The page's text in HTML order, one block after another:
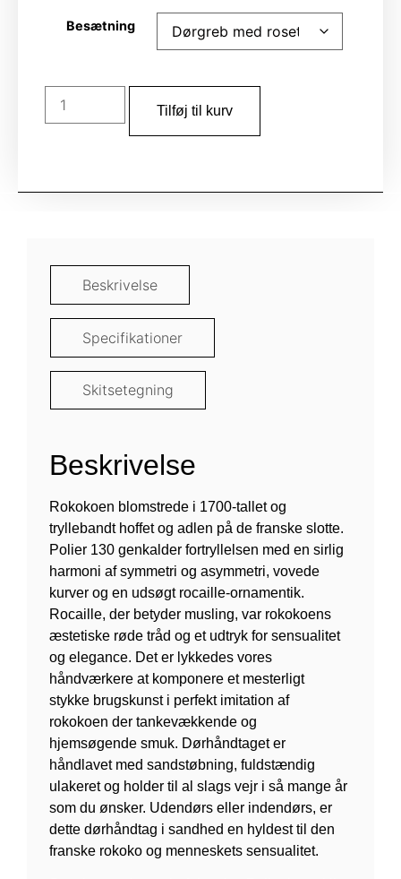
Besætning
Tilføj til kurv
Beskrivelse
Specifikationer
Skitsetegning
Beskrivelse
Rokokoen blomstrede i 1700-tallet og
tryllebandt hoffet og adlen på de franske slotte.
Polier 130 genkalder fortryllelsen med en sirlig
harmoni af symmetri og asymmetri, vovede
kurver og en udsøgt rocaille-ornamentik.
Rocaille, der betyder musling, var rokokoens
æstetiske røde tråd og et udtryk for sensualitet
og elegance. Det er lykkedes vores
håndværkere at komponere et mesterligt
stykke brugskunst i perfekt imitation af
rokokoen der tankevækkende og
hjemsøgende smuk. Dørhåndtaget er
håndlavet med sandstøbning, fuldstændig
ulakeret og holder til al slags vejr i så mange år
som du ønsker. Udendørs eller indendørs, er
dette dørhåndtag i sandhed en hyldest til den
franske rokoko og menneskets sensualitet.